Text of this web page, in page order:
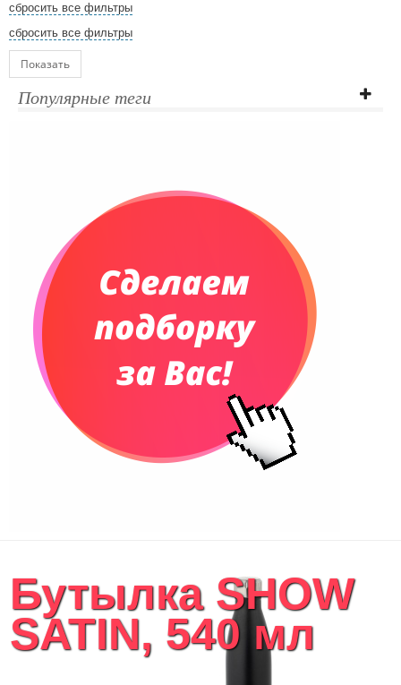
сбросить все фильтры
сбросить все фильтры
Показать
Популярные теги
Бутылка SHOW
SATIN, 540 мл